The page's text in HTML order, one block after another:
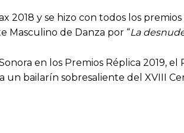
2018 y se hizo con todos los premios
Masculino de Danza por “La
en los Premios Réplica 2019, el
un bailarín sobresaliente del XVIII